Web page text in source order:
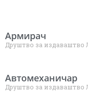
Армирач
Друштво за издаваштво
Автомеханичар
Друштво за издаваштво